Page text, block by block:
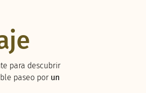
para descubrir
paseo por un